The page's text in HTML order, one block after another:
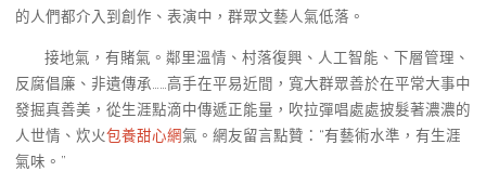
的人們都介入到創作、表演中，群眾文藝人氣低落。
接地氣，有賭氣。鄰里溫情、村落復興、人工智能、下層管理、
反腐倡廉、非遺傳承……高手在平易近間，寬大群眾善於在平常大事中
發掘真善美，從生涯點滴中傳遞正能量，吹拉彈唱處處披髮著濃濃的
人世情、炊火包養甜心網氣。網友留言點贊：“有藝術水準，有生涯
氣味。”